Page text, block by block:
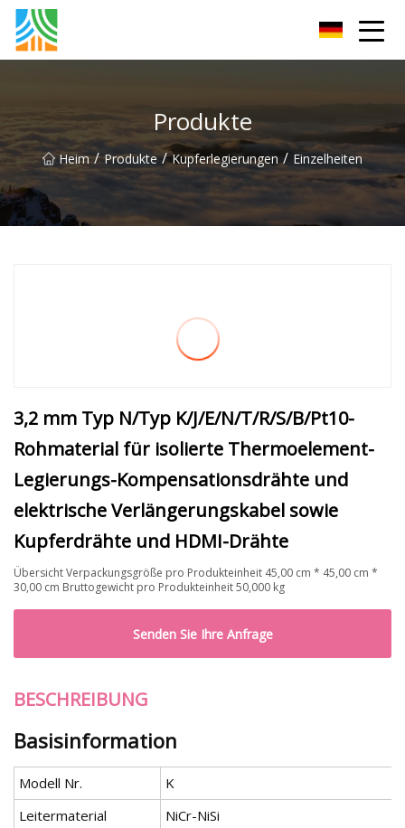
Produkte
Heim / Produkte / Kupferlegierungen / Einzelheiten
3,2 mm Typ N/Typ K/J/E/N/T/R/S/B/Pt10-
Rohmaterial für isolierte Thermoelement-
Legierungs-Kompensationsdrähte und
elektrische Verlängerungskabel sowie
Kupferdrähte und HDMI-Drähte
Übersicht Verpackungsgröße pro Produkteinheit 45,00 cm * 45,00 cm *
30,00 cm Bruttogewicht pro Produkteinheit 50,000 kg
Senden Sie Ihre Anfrage
BESCHREIBUNG
Basisinformation
Modell Nr.
K
Leitermaterial
NiCr-NiSi